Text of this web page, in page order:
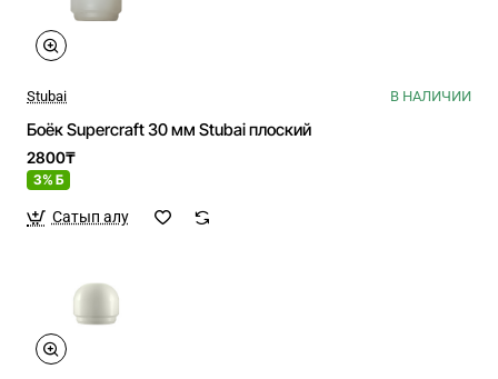
Stubai В НАЛИЧИИ
Боёк Supercraft 30 мм Stubai плоский
2800₸
3% Б
Сатып алу